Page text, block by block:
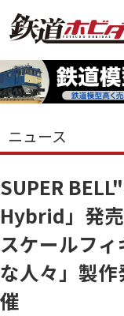
ニュース
SUPER
Hybrid」発
スケールフ
な人々」製
催